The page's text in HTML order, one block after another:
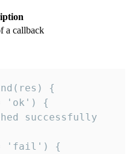
a callback
{
'ok') {
successfully
'fail') {